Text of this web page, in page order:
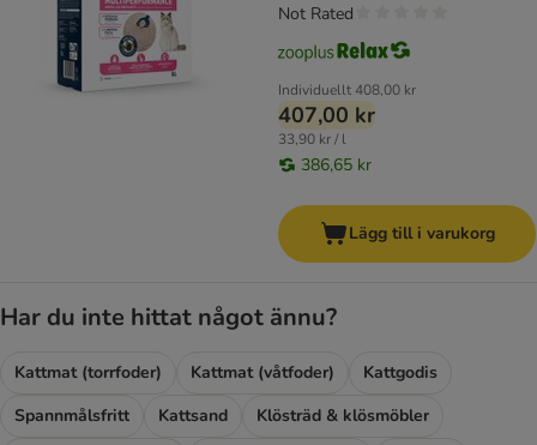
Individuellt408,00 kr
407,00 kr
33,90 kr / l
386,65 kr
Not Rated
Lägg till i varukorg
Har du inte hittat något ännu?
Kattmat (torrfoder) Kattmat (våtfoder)
Kattgodis
Spannmålsfritt
Kattsand
Klösträd & klösmöbler